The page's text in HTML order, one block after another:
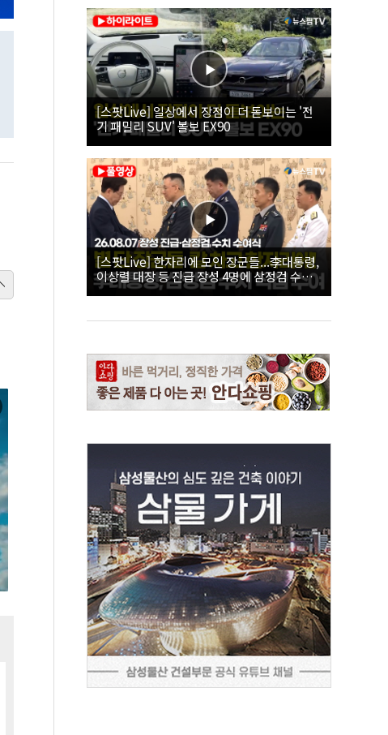
[스팟Live] 일상에서 장점이 더 돋보이는 '전
기 패밀리 SUV' 볼보 EX90
[스팟Live] 한자리에 모인 장군들...李대통령,
이상렬 대장 등 진급 장성 4명에 삼정검 수치
직접 수여｜26.08.07 장성 진급·삼정검 수치